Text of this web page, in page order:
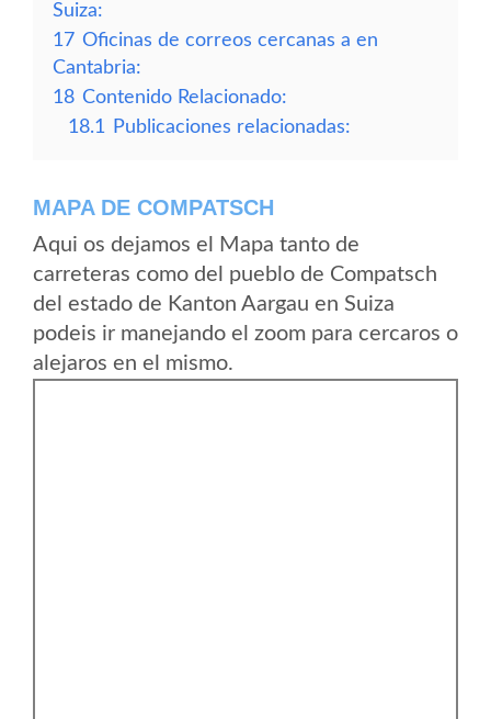
Suiza:
17 Oficinas de correos cercanas a en
Cantabria:
18 Contenido Relacionado:
18.1
Publicaciones relacionadas:
MAPA DE COMPATSCH
Aqui os dejamos el Mapa tanto de
carreteras como del pueblo de Compatsch
del estado de Kanton Aargau en Suiza
podeis ir manejando el zoom para cercaros o
alejaros en el mismo.